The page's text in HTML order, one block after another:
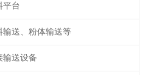
平台
输送、粉体输送等
输送设备